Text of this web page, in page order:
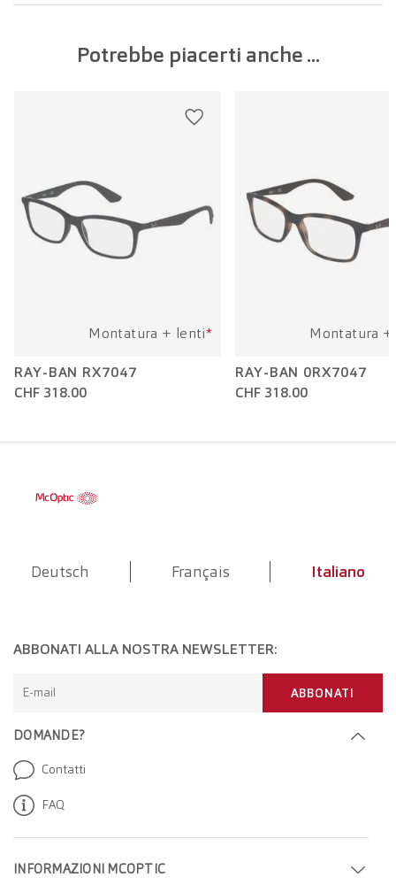
Larghezza della lente: 51 mm
Lunghezza dell'asta:
Potrebbe piacerti anche ...
Montatura + lenti*
RAY-BAN RX7047
CHF 318.00
Montatura
RAY-BAN 0RX7047
CHF 318.00
Deutsch Français Italiano
INFORMAZIONI MCOPTIC
DOMANDE?
Contatti
FAQ
ABBONATI ALLA NOSTRA NEWSLETTER:
E-mail ABBONATI